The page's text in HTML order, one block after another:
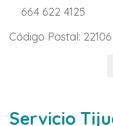
664 622 4125
Código Postal: 22106
Servicio